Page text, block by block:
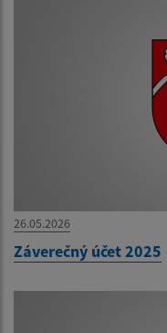
26.05.2026
Záverečný účet 2025